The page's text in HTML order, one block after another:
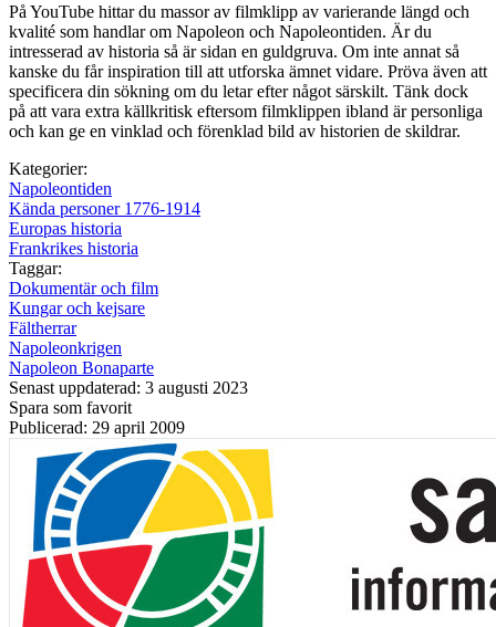
På YouTube hittar du massor av filmklipp av varierande längd och
kvalité som handlar om Napoleon och Napoleontiden. Är du
intresserad av historia så är sidan en guldgruva. Om inte annat så
kanske du får inspiration till att utforska ämnet vidare. Pröva även att
specificera din sökning om du letar efter något särskilt. Tänk dock
på att vara extra källkritisk eftersom filmklippen ibland är personliga
och kan ge en vinklad och förenklad bild av historien de skildrar.
Kategorier:
Napoleontiden
Kända personer 1776-1914
Europas historia
Frankrikes historia
Taggar:
Dokumentär och film
Kungar och kejsare
Fältherrar
Napoleonkrigen
Napoleon Bonaparte
Senast uppdaterad: 3 augusti 2023
Spara som favorit
Publicerad: 29 april 2009